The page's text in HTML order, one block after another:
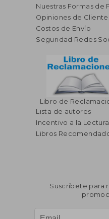
Nuestras Formas de
Opiniones de
Costos de Envío
Seguridad Redes
Libro de
Lista de autores
Incentivo a la Lectura
Libros
Suscríbete para